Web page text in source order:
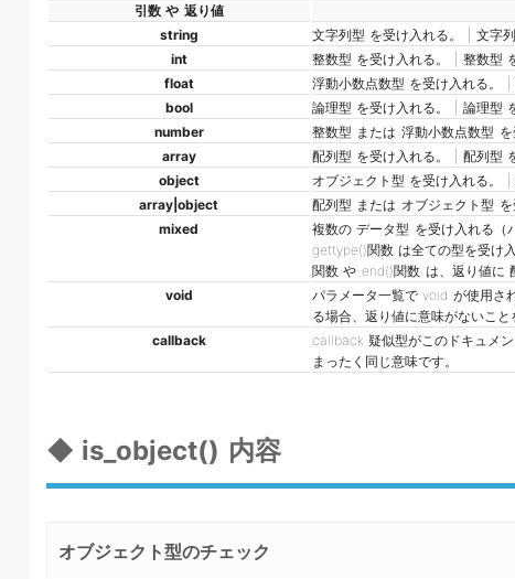
引数 や 返り値
string
文字列型 を受け入れる。 | 文字列
int
整数型 を受け入れる。 | 整数型
float
浮動小数点数型 を受け入れる。 |
bool
論理型 を受け入れる。 | 論理型
number
整数型 または 浮動小数点数型
array
配列型 を受け入れる。 | 配列型
object
オブジェクト型 を受け入れる。 |
array|object
配列型 または オブジェクト型
mixed
複数の データ型 を受け入れる（
gettype()関数 は全ての型を受け
関数 や end()関数 は、返り値に
void
パラメータ一覧で void が使用さ
る場合、返り値に意味がないこと
callback
callback 疑似型がこのドキュメ
まったく同じ意味です。
◆ is_object() 内容
オブジェクト型のチェック